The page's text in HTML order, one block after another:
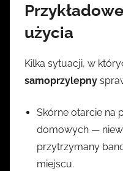
użycia
Kilka sytuacji, w
samoprzylepny
Skórne otarcie na
domowych —
przytrzymany
miejscu.